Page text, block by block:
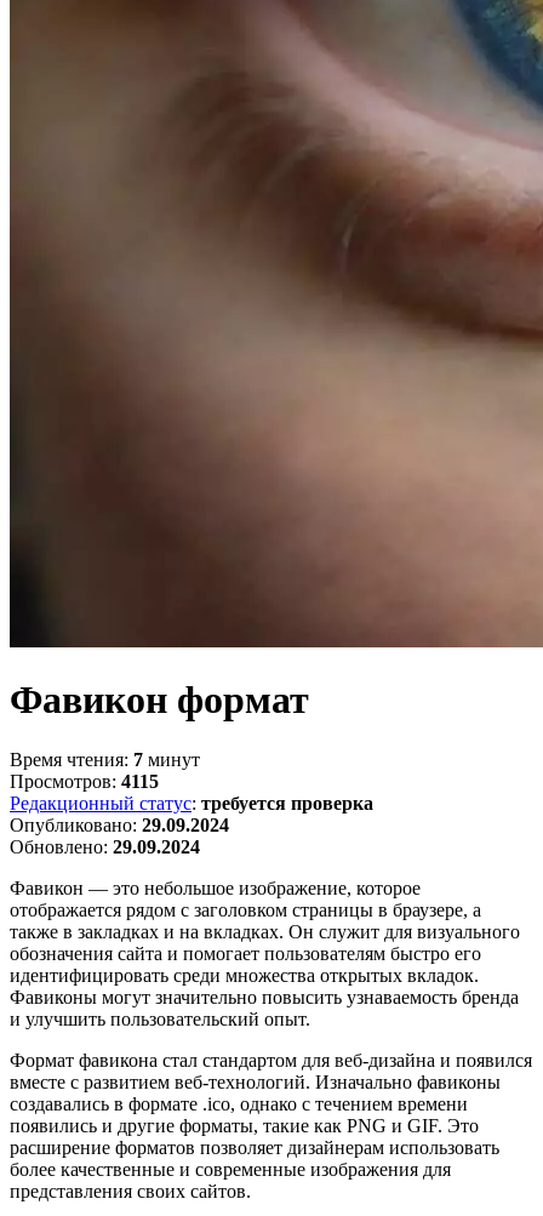
Фавикон формат
Время чтения: 7 минут
Просмотров: 4115
Редакционный статус: требуется проверка
Опубликовано: 29.09.2024
Обновлено: 29.09.2024
Фавикон — это небольшое изображение, которое
отображается рядом с заголовком страницы в браузере, а
также в закладках и на вкладках. Он служит для визуального
обозначения сайта и помогает пользователям быстро его
идентифицировать среди множества открытых вкладок.
Фавиконы могут значительно повысить узнаваемость бренда
и улучшить пользовательский опыт.
Формат фавикона стал стандартом для веб-дизайна и появился
вместе с развитием веб-технологий. Изначально фавиконы
создавались в формате .ico, однако с течением времени
появились и другие форматы, такие как PNG и GIF. Это
расширение форматов позволяет дизайнерам использовать
более качественные и современные изображения для
представления своих сайтов.